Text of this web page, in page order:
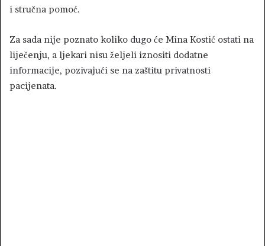
i stručna pomoć.
Za sada nije poznato koliko dugo će Mina Kostić ostati na
liječenju, a ljekari nisu željeli iznositi dodatne
informacije, pozivajući se na zaštitu privatnosti
pacijenata.